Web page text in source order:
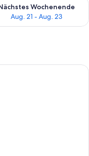
Wochenende
Aug. 21 - Aug. 23
King - Tropical Junior Suite |